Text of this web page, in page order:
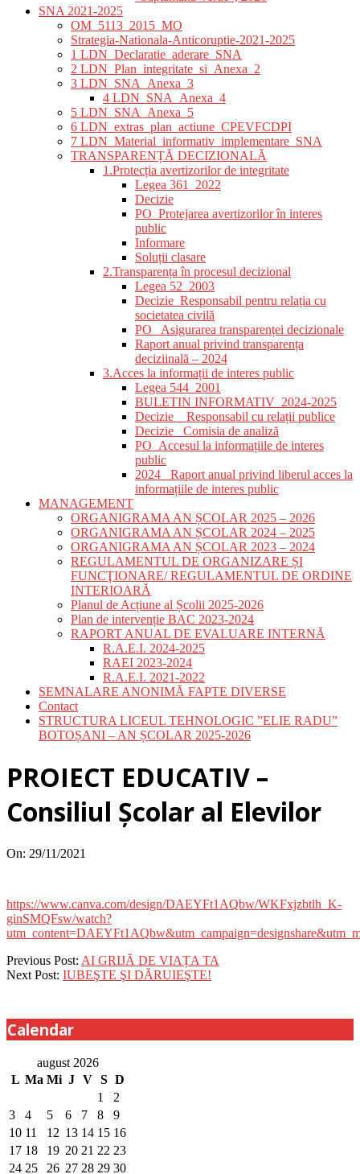
SNA 2021-2025
OM_5113_2015_MO
Strategia-Nationala-Anticoruptie-2021-2025
1 LDN_Declaratie_aderare_SNA
2 LDN_Plan_integritate_si_Anexa_2
3 LDN_SNA_Anexa_3
4 LDN_SNA_Anexa_4
5 LDN_SNA_Anexa_5
6 LDN_extras_plan_actiune_CPEVFCDPI
7 LDN_Material_informativ_implementare_SNA
TRANSPARENȚĂ DECIZIONALĂ
1.Protecția avertizorilor de integritate
Legea 361_2022
Decizie
PO_Protejarea avertizorilor în interes
public
Informare
Soluții clasare
2.Transparența în procesul decizional
Legea 52_2003
Decizie_Responsabil pentru relația cu
societatea civilă
PO_ Asigurarea transparenței decizionale
Raport anual privind transparența
deciziinală – 2024
3.Acces la informații de interes public
Legea 544_2001
BULETIN INFORMATIV_2024-2025
Decizie _ Responsabil cu relații publice
Decizie_ Comisia de analiză
PO_Accesul la informațiile de interes
public
2024_ Raport anual privind liberul acces la
informațiile de interes public
MANAGEMENT
ORGANIGRAMA AN ȘCOLAR 2025 – 2026
ORGANIGRAMA AN ȘCOLAR 2024 – 2025
ORGANIGRAMA AN ȘCOLAR 2023 – 2024
REGULAMENTUL DE ORGANIZARE ȘI
FUNCŢIONARE/ REGULAMENTUL DE ORDINE
INTERIOARĂ
Planul de Acțiune al Școlii 2025-2026
Plan de intervenție BAC 2023-2024
RAPORT ANUAL DE EVALUARE INTERNĂ
R.A.E.I. 2024-2025
RAEI 2023-2024
R.A.E.I. 2021-2022
SEMNALARE ANONIMĂ FAPTE DIVERSE
Contact
STRUCTURA LICEUL TEHNOLOGIC ”ELIE RADU”
BOTOȘANI – AN ȘCOLAR 2025-2026
PROIECT EDUCATIV –
Consiliul Școlar al Elevilor
On: 29/11/2021
https://www.canva.com/design/DAEYFt1AQbw/WKFxjzbtlh_K-
ginSMQFsw/watch?
2021-
11-
Previous Post: AI GRIJĂ DE VIAȚA TA
Next Post: IUBEŞTE ŞI DĂRUIEŞTE!
Calendar
august 2026
L Ma Mi J V S D
1
2
3
4 5 6 7 8
9
10 11 12 13 14 15 16
17 18 19 20 21 22 23
24 25 26 27 28 29 30